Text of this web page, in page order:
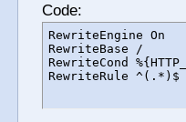
Code:
RewriteEngine On
RewriteBase /
RewriteCond
RewriteRule ^(.*)$